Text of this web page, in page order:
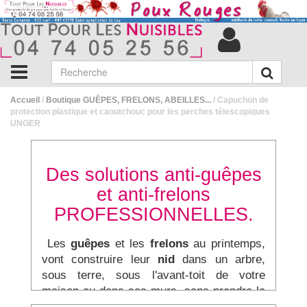
Accueil / Boutique GUÊPES, FRELONS, ABEILLES... / Capuchon de
protection plastique et caoutchouc pour les perches télescopiques
UNGER
Des solutions anti-guêpes
et anti-frelons
PROFESSIONNELLES.
Lesguêpes et les frelonsau printemps,
vont construire leurnid dans un arbre,
sous terre, sous l'avant-toit de votre
maison ou dans ses murs, sans prendre le